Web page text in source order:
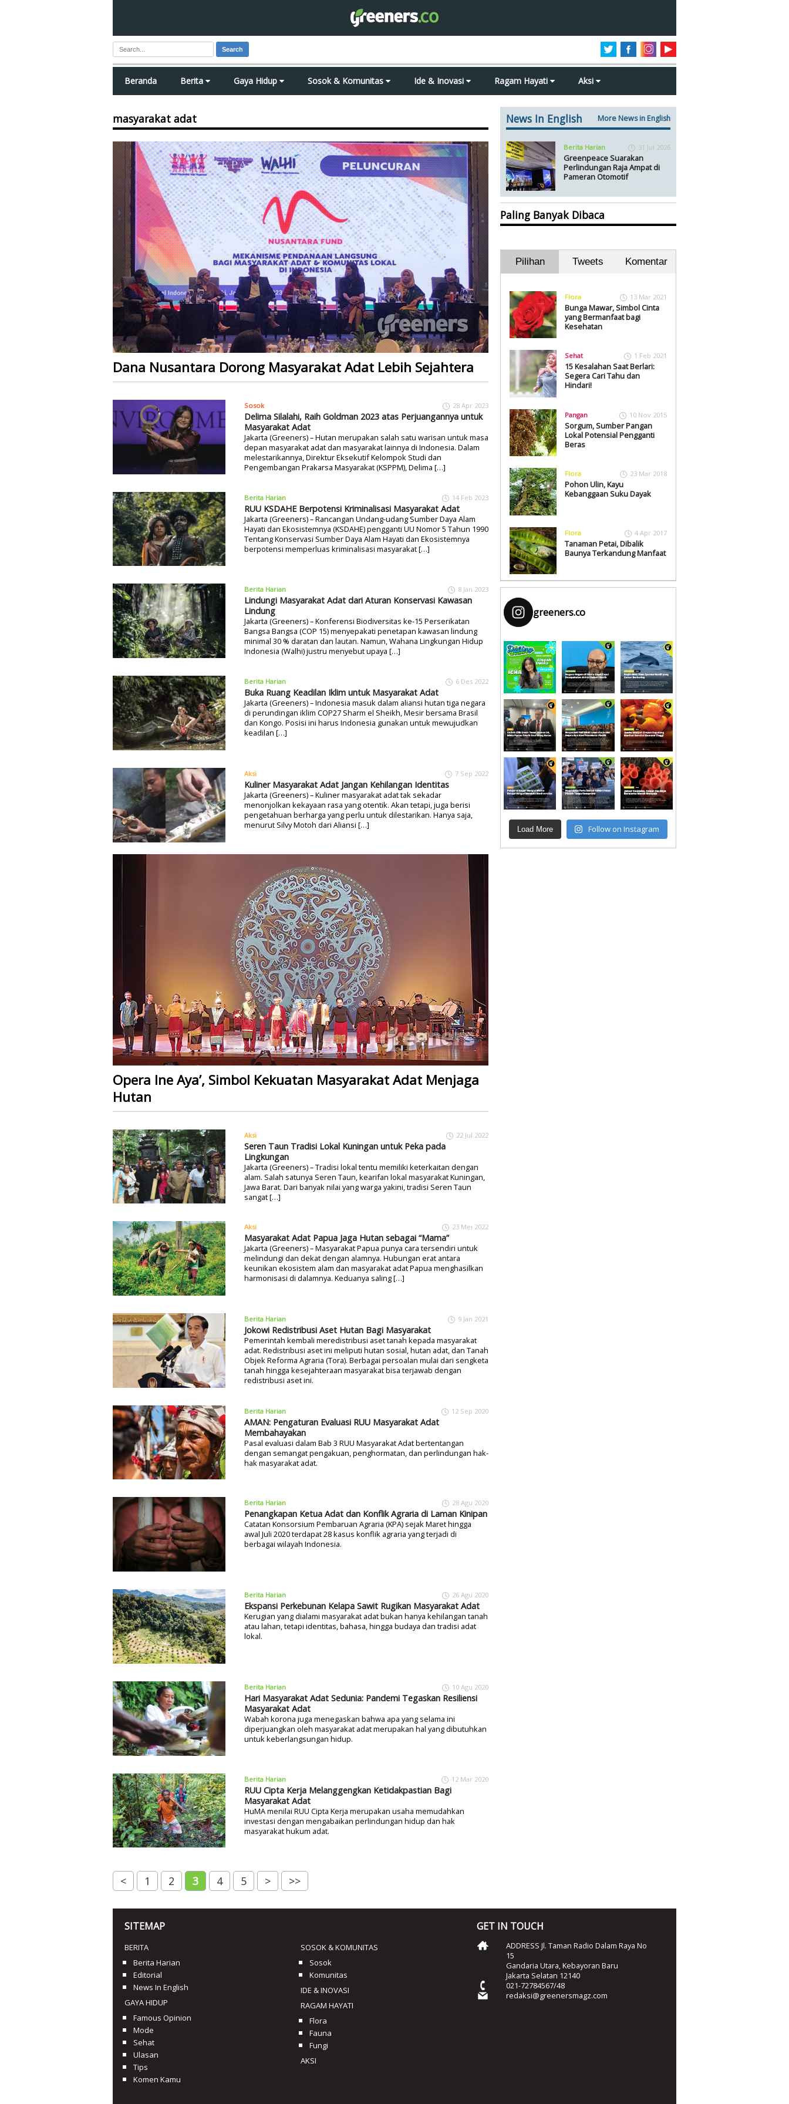
Search
Beranda Berita Gaya Hidup Sosok & Komunitas Ide & Inovasi Ragam Hayati Aksi
masyarakat adat
Dana Nusantara Dorong Masyarakat Adat Lebih Sejahtera
Sosok 28 Apr 2023
Delima Silalahi, Raih Goldman 2023 atas Perjuangannya untuk
Masyarakat Adat
Jakarta (Greeners) – Hutan merupakan salah satu warisan untuk masa
depan masyarakat adat dan masyarakat lainnya di Indonesia. Dalam
melestarikannya, Direktur Eksekutif Kelompok Studi dan
Pengembangan Prakarsa Masyarakat (KSPPM), Delima […]
Berita Harian 14 Feb 2023
RUU KSDAHE Berpotensi Kriminalisasi Masyarakat Adat
Jakarta (Greeners) – Rancangan Undang-udang Sumber Daya Alam
Hayati dan Ekosistemnya (KSDAHE) pengganti UU Nomor 5 Tahun 1990
Tentang Konservasi Sumber Daya Alam Hayati dan Ekosistemnya
berpotensi memperluas kriminalisasi masyarakat […]
Berita Harian 8 Jan 2023
Lindungi Masyarakat Adat dari Aturan Konservasi Kawasan
Lindung
Jakarta (Greeners) – Konferensi Biodiversitas ke-15 Perserikatan
Bangsa Bangsa (COP 15) menyepakati penetapan kawasan lindung
minimal 30 % daratan dan lautan. Namun, Wahana Lingkungan Hidup
Indonesia (Walhi) justru menyebut upaya […]
Berita Harian 6 Des 2022
Buka Ruang Keadilan Iklim untuk Masyarakat Adat
Jakarta (Greeners) – Indonesia masuk dalam aliansi hutan tiga negara
di perundingan iklim COP27 Sharm el Sheikh, Mesir bersama Brasil
dan Kongo. Posisi ini harus Indonesia gunakan untuk mewujudkan
keadilan […]
Aksi 7 Sep 2022
Kuliner Masyarakat Adat Jangan Kehilangan Identitas
Jakarta (Greeners) – Kuliner masyarakat adat tak sekadar
menonjolkan kekayaan rasa yang otentik. Akan tetapi, juga berisi
pengetahuan berharga yang perlu untuk dilestarikan. Hanya saja,
menurut Silvy Motoh dari Aliansi […]
Opera Ine Aya’, Simbol Kekuatan Masyarakat Adat Menjaga
Hutan
Aksi 22 Jul 2022
Seren Taun Tradisi Lokal Kuningan untuk Peka pada
Lingkungan
Jakarta (Greeners) – Tradisi lokal tentu memiliki keterkaitan dengan
alam. Salah satunya Seren Taun, kearifan lokal masyarakat Kuningan,
Jawa Barat. Dari banyak nilai yang warga yakini, tradisi Seren Taun
sangat […]
Aksi 23 Mei 2022
Masyarakat Adat Papua Jaga Hutan sebagai “Mama”
Jakarta (Greeners) – Masyarakat Papua punya cara tersendiri untuk
melindungi dan dekat dengan alamnya. Hubungan erat antara
keunikan ekosistem alam dan masyarakat adat Papua menghasilkan
harmonisasi di dalamnya. Keduanya saling […]
Berita Harian 9 Jan 2021
Jokowi Redistribusi Aset Hutan Bagi Masyarakat
Pemerintah kembali meredistribusi aset tanah kepada masyarakat
adat. Redistribusi aset ini meliputi hutan sosial, hutan adat, dan Tanah
Objek Reforma Agraria (Tora). Berbagai persoalan mulai dari sengketa
tanah hingga kesejahteraan masyarakat bisa terjawab dengan
redistribusi aset ini.
Berita Harian 12 Sep 2020
AMAN: Pengaturan Evaluasi RUU Masyarakat Adat
Membahayakan
Pasal evaluasi dalam Bab 3 RUU Masyarakat Adat bertentangan
dengan semangat pengakuan, penghormatan, dan perlindungan hak-
hak masyarakat adat.
Berita Harian 28 Agu 2020
Penangkapan Ketua Adat dan Konflik Agraria di Laman Kinipan
Catatan Konsorsium Pembaruan Agraria (KPA) sejak Maret hingga
awal Juli 2020 terdapat 28 kasus konflik agraria yang terjadi di
berbagai wilayah Indonesia.
Berita Harian 26 Agu 2020
Ekspansi Perkebunan Kelapa Sawit Rugikan Masyarakat Adat
Kerugian yang dialami masyarakat adat bukan hanya kehilangan tanah
atau lahan, tetapi identitas, bahasa, hingga budaya dan tradisi adat
lokal.
Berita Harian 10 Agu 2020
Hari Masyarakat Adat Sedunia: Pandemi Tegaskan Resiliensi
Masyarakat Adat
Wabah korona juga menegaskan bahwa apa yang selama ini
diperjuangkan oleh masyarakat adat merupakan hal yang dibutuhkan
untuk keberlangsungan hidup.
Berita Harian 12 Mar 2020
RUU Cipta Kerja Melanggengkan Ketidakpastian Bagi
Masyarakat Adat
HuMA menilai RUU Cipta Kerja merupakan usaha memudahkan
investasi dengan mengabaikan perlindungan hidup dan hak
masyarakat hukum adat.
< 1 2 3 4 5 > >>
News In English More News in English
Berita Harian 31 Jul 2026
Greenpeace Suarakan
Perlindungan Raja Ampat di
Pameran Otomotif
Paling Banyak Dibaca
Pilihan Tweets Komentar
Flora 13 Mar 2021
Bunga Mawar, Simbol Cinta
yang Bermanfaat bagi
Kesehatan
Sehat 1 Feb 2021
15 Kesalahan Saat Berlari:
Segera Cari Tahu dan
Hindari!
Pangan 10 Nov 2015
Sorgum, Sumber Pangan
Lokal Potensial Pengganti
Beras
Flora 23 Mar 2018
Pohon Ulin, Kayu
Kebanggaan Suku Dayak
Flora 4 Apr 2017
Tanaman Petai, Dibalik
Baunya Terkandung Manfaat
greeners.co
Load More Follow on Instagram
SITEMAP
BERITA
Berita Harian
Editorial
News In English
GAYA HIDUP
Famous Opinion
Mode
Sehat
Ulasan
Tips
Komen Kamu
SOSOK & KOMUNITAS
Sosok
Komunitas
IDE & INOVASI
RAGAM HAYATI
Flora
Fauna
Fungi
AKSI
GET IN TOUCH
ADDRESS Jl. Taman Radio Dalam Raya No
15
Gandaria Utara, Kebayoran Baru
Jakarta Selatan 12140
021-72784567/48
redaksi@greenersmagz.com